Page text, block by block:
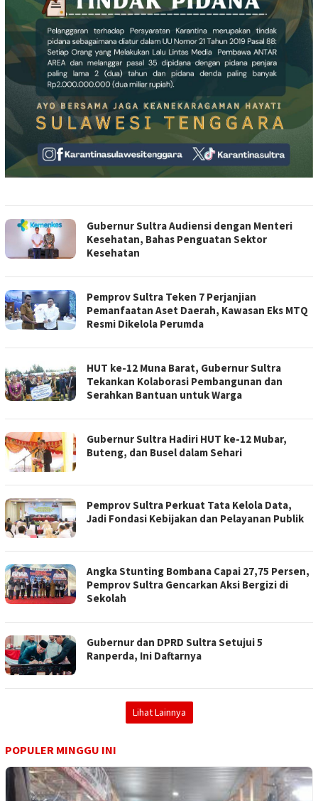
Gubernur Sultra Audiensi dengan Menteri
Kesehatan, Bahas Penguatan Sektor
Kesehatan
Pemprov Sultra Teken 7 Perjanjian
Pemanfaatan Aset Daerah, Kawasan Eks MTQ
Resmi Dikelola Perumda
HUT ke-12 Muna Barat, Gubernur Sultra
Tekankan Kolaborasi Pembangunan dan
Serahkan Bantuan untuk Warga
Gubernur Sultra Hadiri HUT ke-12 Mubar,
Buteng, dan Busel dalam Sehari
Pemprov Sultra Perkuat Tata Kelola Data,
Jadi Fondasi Kebijakan dan Pelayanan Publik
Angka Stunting Bombana Capai 27,75 Persen,
Pemprov Sultra Gencarkan Aksi Bergizi di
Sekolah
Gubernur dan DPRD Sultra Setujui 5
Ranperda, Ini Daftarnya
Lihat Lainnya
POPULER MINGGU INI